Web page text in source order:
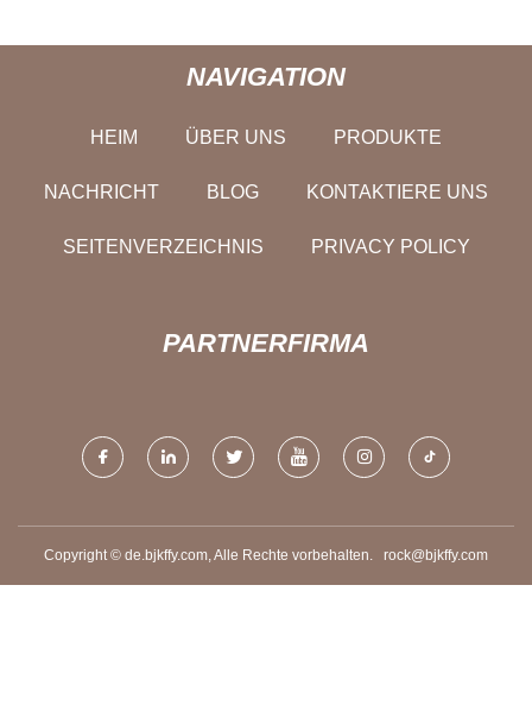
NAVIGATION
HEIM ÜBER UNS PRODUKTE
NACHRICHT BLOG KONTAKTIERE UNS
SEITENVERZEICHNIS PRIVACY POLICY
PARTNERFIRMA
Copyright © de.bjkffy.com, Alle Rechte vorbehalten. rock@bjkffy.com